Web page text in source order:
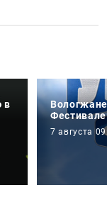
в
7 августа